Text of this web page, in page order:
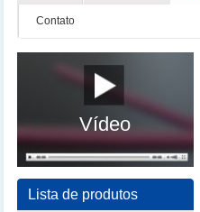
Contato
Vídeo
Lista de produtos